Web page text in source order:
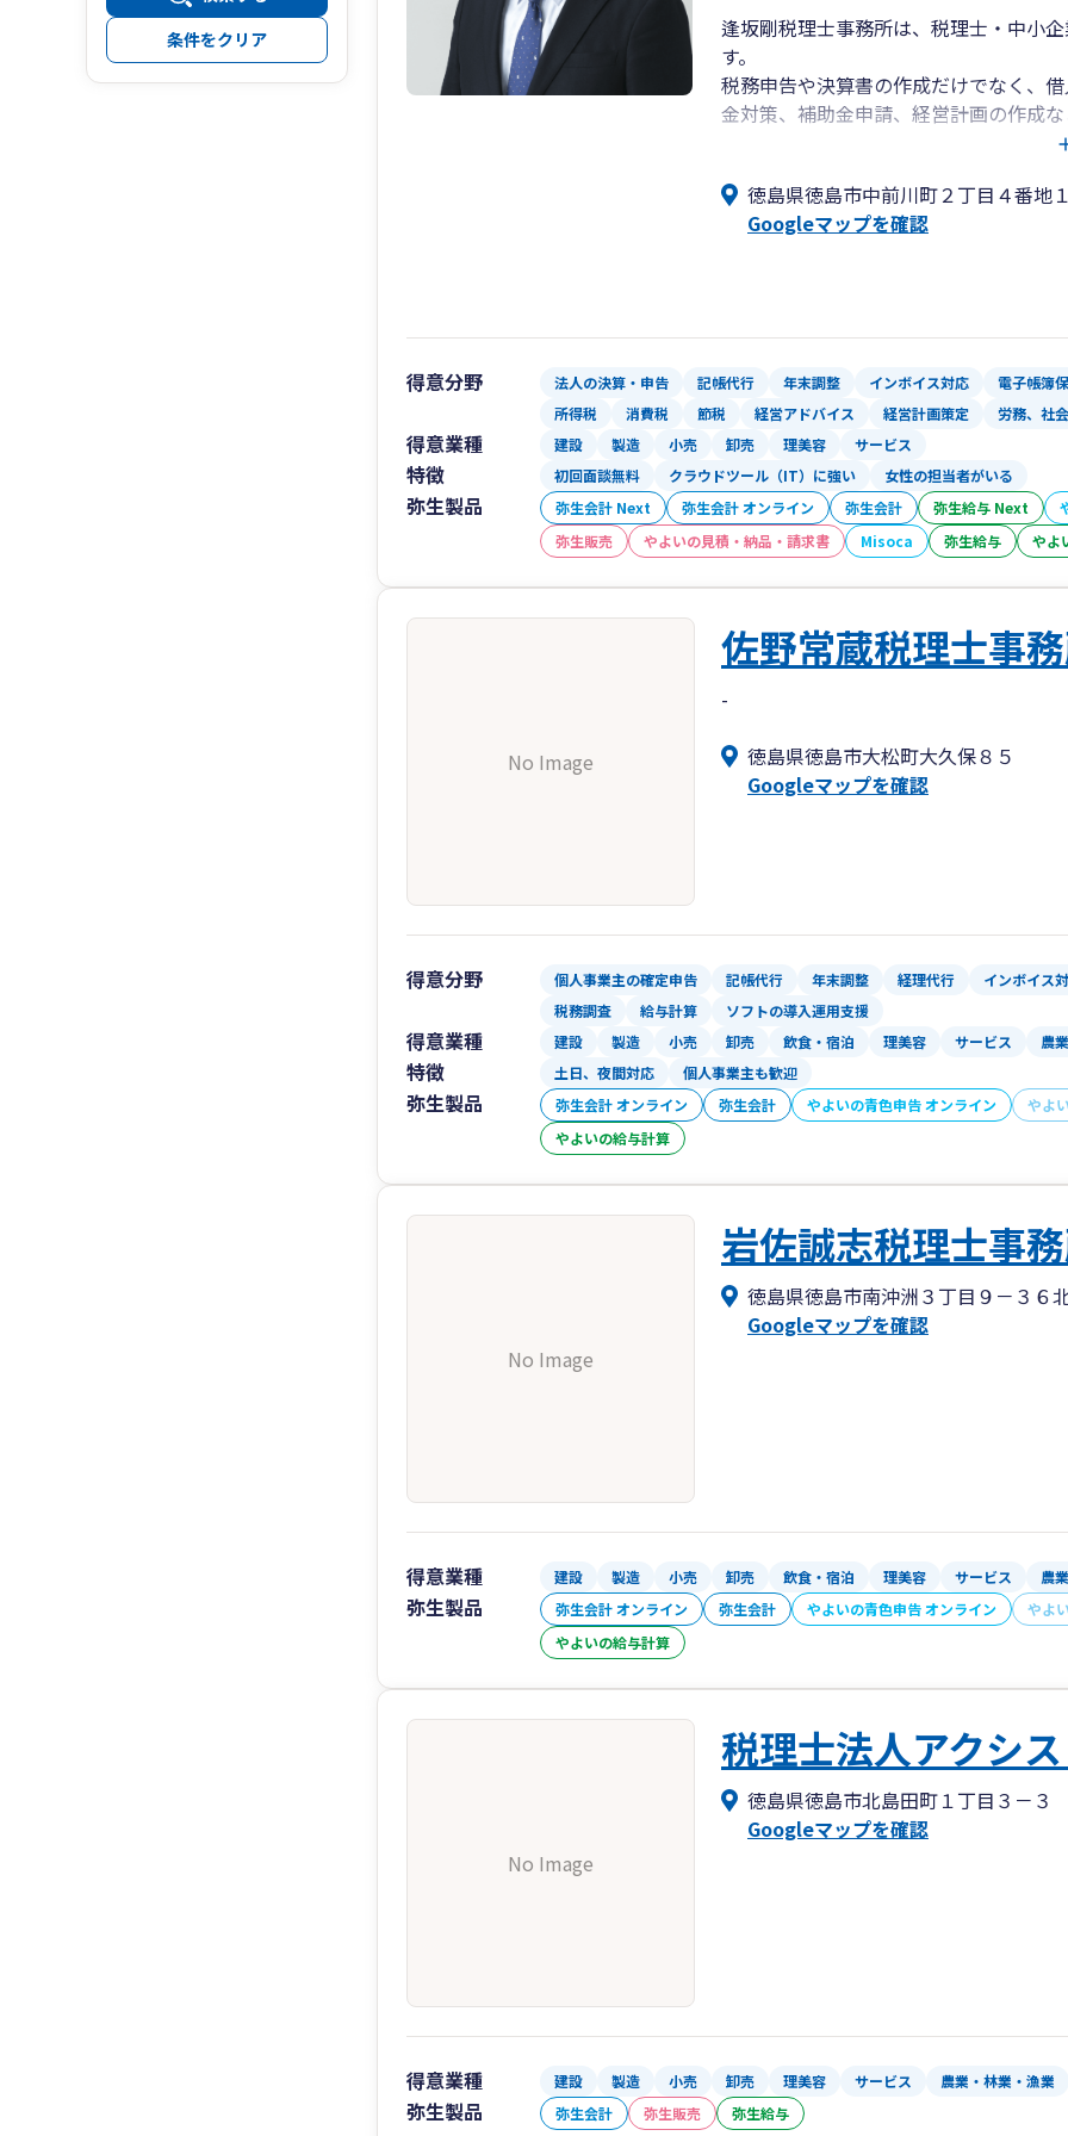
条件をクリア
逢坂剛税理士事務所は、税理士・中小
す。
税務申告や決算書の作成だけでなく、
金対策、補助金申請、経営計画の作成
当事務所には社会保険労務士が在籍し
がらご提案できる体制を整えています。
また、クラウド会計「弥生会計 Next
も力を入れています。
会計・給与業務の効率化を図りながら
に役立つ情報をご提供いたします。
徳島県徳島市中前川町２丁目４番地
Googleマップを確認
得意分野 法人の決算・申告 記帳代行 年末調整 インボイス対応
電子帳簿
所得税
消費税 節税 経営アドバイス 経営計画策定 労務、社
得意業種 建設 製造 小売 卸売 理美容 サービス
特徴 初回面談無料 クラウドツール（IT）に強い 女性の担当者がいる
弥生製品 弥生会計 Next 弥生会計 オンライン 弥生会計 弥生給与 Next
弥生販売
やよいの見積・納品・請求書 Misoca 弥生給与 やよ
No Image
佐野常蔵税理士事
-
徳島県徳島市大松町大久保８５
Googleマップを確認
得意分野 個人事業主の確定申告 記帳代行 年末調整 経理代行
インボイス
税務調査
給与計算 ソフトの導入運用支援
得意業種 建設 製造 小売 卸売 飲食・宿泊 理美容 サービス 農
特徴 土日、夜間対応 個人事業主も歓迎
弥生製品 弥生会計 オンライン 弥生会計 やよいの青色申告 オンライン
やよ
やよいの給与計算
No Image
岩佐誠志税理士事
徳島県徳島市南沖洲３丁目９－３６
Googleマップを確認
得意業種 建設 製造 小売 卸売 飲食・宿泊 理美容 サービス 農
弥生製品 弥生会計 オンライン 弥生会計 やよいの青色申告 オンライン
やよ
やよいの給与計算
No Image
税理士法人アクシ
徳島県徳島市北島田町１丁目３－３
Googleマップを確認
得意業種 建設 製造 小売 卸売 理美容 サービス 農業・林業・漁業
弥生製品 弥生会計 弥生販売 弥生給与